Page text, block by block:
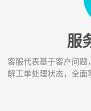
服
客服代表基于客户问题
解工单处理状态，全面